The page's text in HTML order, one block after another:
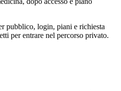
pubblico, login, piani e richiesta
per entrare nel percorso privato.